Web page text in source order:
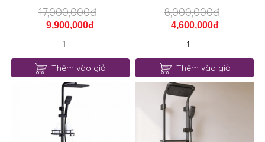
17,000,000đ
9,900,000đ
Thêm vào giỏ
8,000,000đ
4,600,000đ
Thêm vào giỏ